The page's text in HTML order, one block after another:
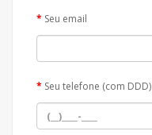
Seu email
Seu telefone (com DDD)